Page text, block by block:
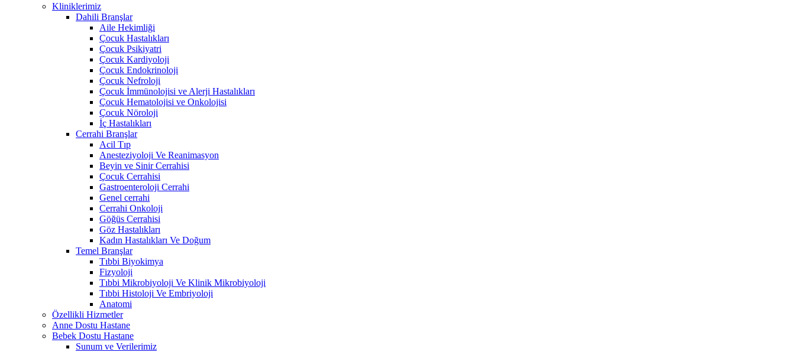
Kliniklerimiz
Dahili Branşlar
Aile Hekimliği
Çocuk Hastalıkları
Çocuk Psikiyatri
Çocuk Kardiyoloji
Çocuk Endokrinoloji
Çocuk Nefroloji
Çocuk İmmünolojisi ve Alerji Hastalıkları
Çocuk Hematolojisi ve Onkolojisi
Çocuk Nöroloji
İç Hastalıkları
Cerrahi Branşlar
Acil Tıp
Anesteziyoloji Ve Reanimasyon
Beyin ve Sinir Cerrahisi
Çocuk Cerrahisi
Gastroenteroloji Cerrahi
Genel cerrahi
Cerrahi Onkoloji
Göğüs Cerrahisi
Göz Hastalıkları
Kadın Hastalıkları Ve Doğum
Temel Branşlar
Tıbbi Biyokimya
Fizyoloji
Tıbbi Mikrobiyoloji Ve Klinik Mikrobiyoloji
Tıbbi Histoloji Ve Embriyoloji
Anatomi
Özellikli Hizmetler
Anne Dostu Hastane
Bebek Dostu Hastane
Sunum ve Verilerimiz